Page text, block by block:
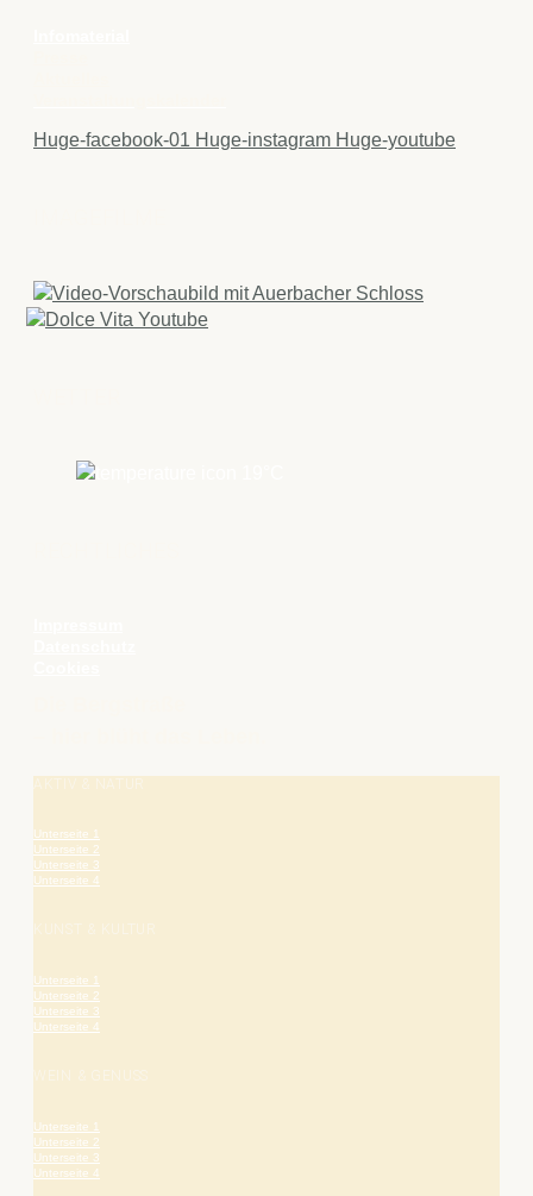
Huge-facebook-01 Huge-instagram Huge-youtube
AKTIV & NATUR
Unterseite 1
Unterseite 2
Unterseite 3
Unterseite 4
Unterseite 1
Unterseite 2
Unterseite 3
Unterseite 4
Unterseite 1
Unterseite 2
Unterseite 3
Unterseite 4